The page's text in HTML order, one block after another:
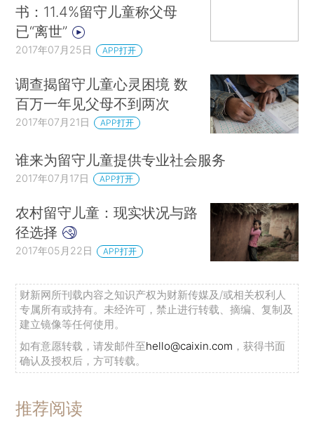
书：11.4%留守儿童称父母
已“离世”
2017年07月25日 APP打开
调查揭留守儿童心灵困境 数
百万一年见父母不到两次
2017年07月21日 APP打开
谁来为留守儿童提供专业社会服务
2017年07月17日 APP打开
农村留守儿童：现实状况与路
径选择
2017年05月22日 APP打开
财新网所刊载内容之知识产权为财新传媒及/或相关权利人
专属所有或持有。未经许可，禁止进行转载、摘编、复制及
建立镜像等任何使用。
如有意愿转载，请发邮件至hello@caixin.com ，获得书面
确认及授权后，方可转载。
推荐阅读